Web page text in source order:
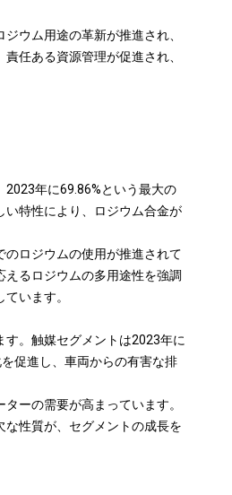
ウム用途の革新が推進され、
任ある資源管理が促進され、
年に69.86%という最大の
特性により、ロジウム合金が
ロジウムの使用が推進されて
るロジウムの多用途性を強調
います。
。触媒セグメントは2023年に
促進し、車両からの有害な排
ーの需要が高まっています。
性質が、セグメントの成長を